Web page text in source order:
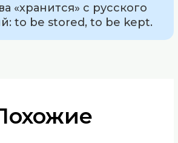
«хранится» с русского
to be stored, to be kept.